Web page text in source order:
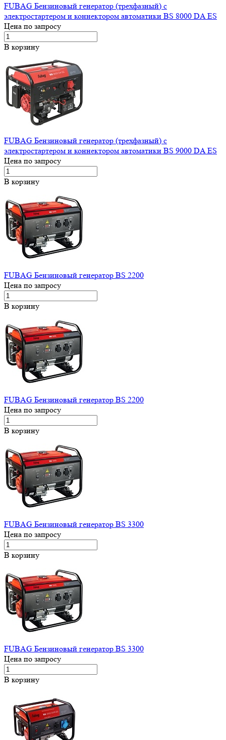
FUBAG Бензиновый генератор (трехфазный) с
электростартером и коннектором автоматики BS 8000 DA ES
Цена по запросу
В корзину
FUBAG Бензиновый генератор (трехфазный) с
электростартером и коннектором автоматики BS 9000 DA ES
Цена по запросу
В корзину
FUBAG Бензиновый генератор BS 2200
Цена по запросу
В корзину
FUBAG Бензиновый генератор BS 2200
Цена по запросу
В корзину
FUBAG Бензиновый генератор BS 3300
Цена по запросу
В корзину
FUBAG Бензиновый генератор BS 3300
Цена по запросу
В корзину